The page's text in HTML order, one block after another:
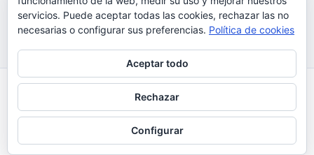
Política Cookies| Política Privacidad
© 2023 |ComoTocarViolin.Com
servicios. Puede aceptar todas las cookies, rechazar las no
necesarias o configurar sus preferencias. Política de cookies
Aceptar todo
Rechazar
Configurar